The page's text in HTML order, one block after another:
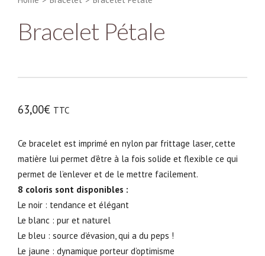
Bracelet Pétale
63,00€ TTC
Ce bracelet est imprimé en nylon par frittage laser, cette
matière lui permet d’être à la fois solide et flexible ce qui
permet de l’enlever et de le mettre facilement.
8 coloris sont disponibles :
Le noir : tendance et élégant
Le blanc : pur et naturel
Le bleu : source d’évasion, qui a du peps !
Le jaune : dynamique porteur d’optimisme